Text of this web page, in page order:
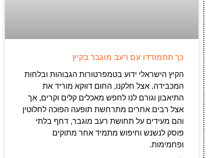
כך תתמודדו עם רעב מוגבר בקיץ
הקיץ הישראלי ידוע בטמפרטורות הגבוהות ובלחות
המכבידה. אצל חלקנו, החום דווקא מוריד את
התיאבון וגורם לנו לחפש מאכלים קלים וקרים, אך
אצל רבים אחרים מתרחשת תופעה הפוכה לחלוטין
והם מעידים על תחושת רעב מוגבר, דחף בלתי
פוסק לנשנש וחיפוש מתמיד אחר מתוקים
ופחמימות.